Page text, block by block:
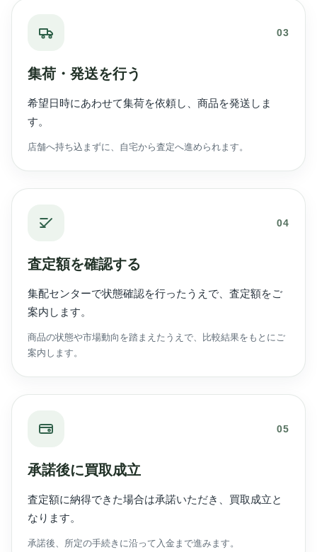
03
集荷・発送を行う
希望日時にあわせて集荷を依頼し、商品を発送しま
す。
店舗へ持ち込まずに、自宅から査定へ進められます。
04
査定額を確認する
集配センターで状態確認を行ったうえで、査定額をご
案内します。
商品の状態や市場動向を踏まえたうえで、比較結果をもとにご
案内します。
05
承諾後に買取成立
査定額に納得できた場合は承諾いただき、買取成立と
なります。
承諾後、所定の手続きに沿って入金まで進みます。